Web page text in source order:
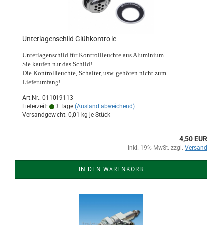
Unterlagenschild Glühkontrolle
Unterlagenschild für Kontrollleuchte aus Aluminium.
Sie kaufen nur das Schild!
Die Kontrollleuchte, Schalter, usw. gehören nicht zum
Lieferumfang!
Art.Nr.: 011019113
Lieferzeit:
3 Tage (Ausland abweichend)
Versandgewicht: 0,01 kg je Stück
4,50 EUR
inkl. 19% MwSt. zzgl. Versand
IN DEN WARENKORB